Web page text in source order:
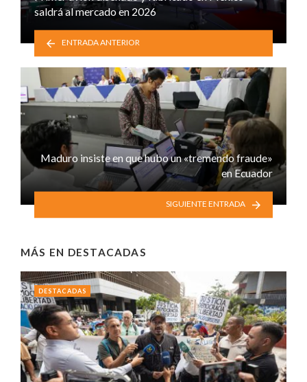
saldrá al mercado en 2026
ENTRADA ANTERIOR
Maduro insiste en que hubo un «tremendo fraude»
en Ecuador
SIGUIENTE ENTRADA
MÁS EN DESTACADAS
DESTACADAS